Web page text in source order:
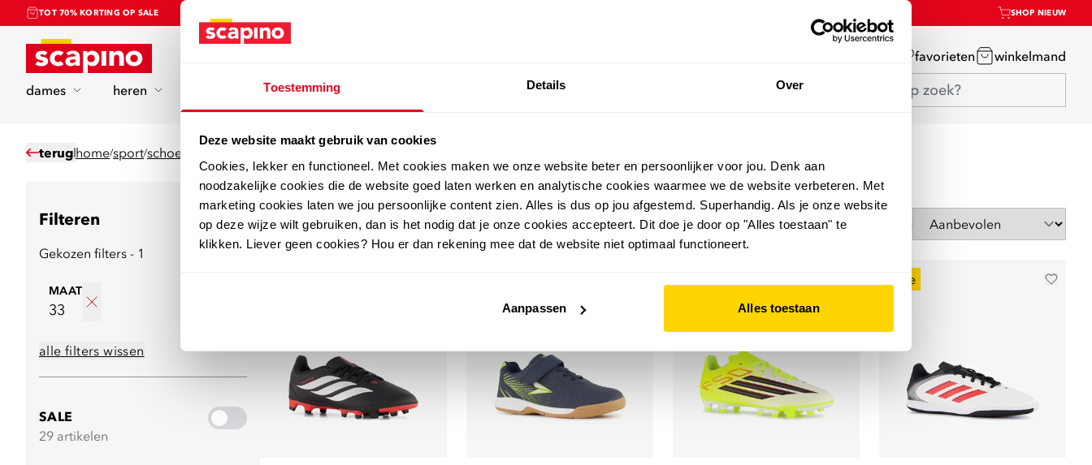
Toestemming Details Over
Deze website maakt gebruik van cookies
Cookies, lekker en functioneel. Met cookies maken we onze website beter en persoonlijker voor jou. Denk aan
noodzakelijke cookies die de website goed laten werken en analytische cookies waarmee we de website verbeteren. Met
marketing cookies laten we jou persoonlijke content zien. Alles is dus op jou afgestemd. Superhandig. Als je onze website
op deze wijze wilt gebruiken, dan is het nodig dat je onze cookies accepteert. Dit doe je door op "Alles toestaan" te
klikken. Liever geen cookies? Hou er dan rekening mee dat de website niet optimaal functioneert.
Aanpassen Alles toestaan
TOT 70% KORTING OP SALE SHOP NIEUW
Home favorieten winkelmand
dames heren sport merken
terug home/sport/schoenen
Filteren
Gekozen filters - 1
MAAT
33
alle filters wissen
SALE
29 artikelen
96 producten Sorteer op
sale